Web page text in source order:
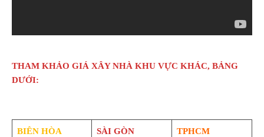
THAM KHẢO GIÁ XÂY NHÀ KHU VỰC KHÁC, BẢNG
DƯỚI:
BIÊN HÒA SÀI GÒN TPHCM